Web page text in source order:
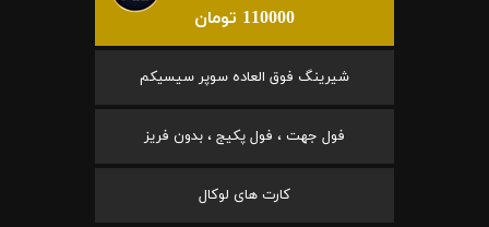
110000 تومان
شیرینگ فوق العاده سوپر سیسیکم
فول جهت ، فول پکیج ، بدون فریز
کارت های لوکال